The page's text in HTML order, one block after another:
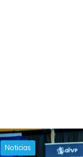
Noticias